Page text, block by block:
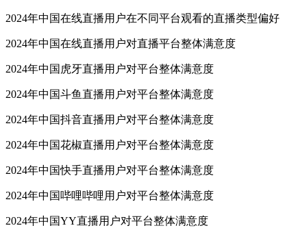
2024年中国在线直播用户在不同平台观看的直播类型偏好
2024年中国在线直播用户对直播平台整体满意度
2024年中国虎牙直播用户对平台整体满意度
2024年中国斗鱼直播用户对平台整体满意度
2024年中国抖音直播用户对平台整体满意度
2024年中国花椒直播用户对平台整体满意度
2024年中国快手直播用户对平台整体满意度
2024年中国哔哩哔哩用户对平台整体满意度
2024年中国YY直播用户对平台整体满意度